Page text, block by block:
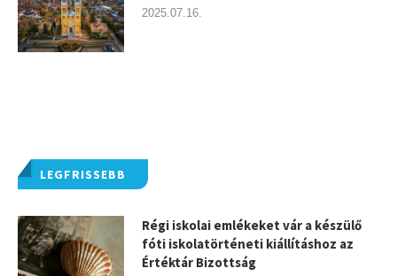
LEGFRISSEBB
Régi iskolai emlékeket vár a készülő
fóti iskolatörténeti kiállításhoz az
Értéktár Bizottság
2025.07.16.